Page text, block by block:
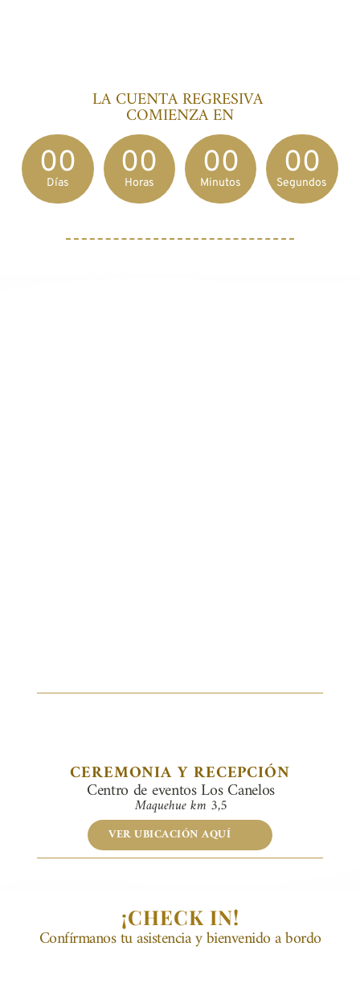
LA CUENTA REGRESIVA
COMIENZA EN
00
Días
00
Horas
00
Minutos
00
Segundos
CEREMONIA Y RECEPCIÓN
Centro de eventos Los Canelos
Maquehue km 3,5
VER UBICACIÓN AQUÍ
¡CHECK IN!
Confírmanos tu asistencia y bienvenido a bordo